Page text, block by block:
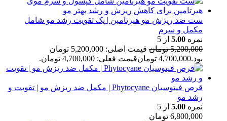
ست ضد ریزش مو هیرتامین | پک تقویت رشد مو شامل
مکمل و سرم
نمره 5.00 از 5
5,200,000 تومان
قیمت اصلی: 5,200,000 تومان
بود.4,700,000 تومانقیمت فعلی: 4,700,000 تومان.
قرص فیتوسیان Phytocyane | مکمل ضد ریزش مو | تقویت و
رشد مو
نمره 5.00 از 5
6,800,000 تومان